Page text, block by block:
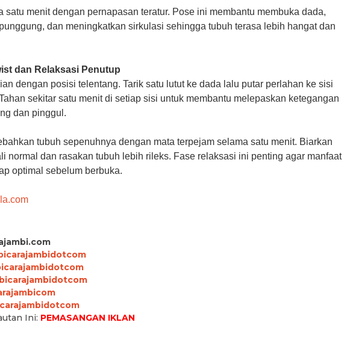
satu menit dengan pernapasan teratur. Pose ini membantu membuka dada,
dan meningkatkan sirkulasi sehingga tubuh terasa lebih hangat dan
dan Relaksasi Penutup
dengan posisi telentang. Tarik satu lutut ke dada lalu putar perlahan ke sisi
sekitar satu menit di setiap sisi untuk membantu melepaskan ketegangan
dan pinggul.
tubuh sepenuhnya dengan mata terpejam selama satu menit. Biarkan
normal dan rasakan tubuh lebih rileks. Fase relaksasi ini penting agar manfaat
optimal sebelum berbuka.
Ini: PEMASANGAN IKLAN